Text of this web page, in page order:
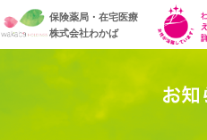
保険薬局・在宅医療
株式会社わかば